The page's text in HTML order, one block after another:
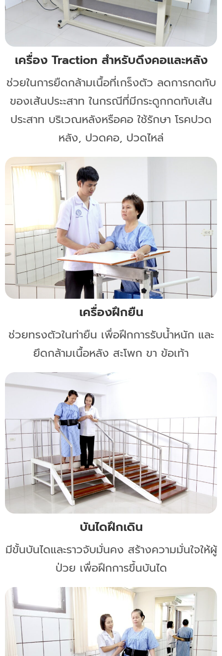
เครื่อง Traction สำหรับดึงคอและหลัง
ช่วยในการยืดกล้ามเนื้อที่เกร็งตัว ลดการกดทับ
ของเส้นประะสาท ในกรณีที่มีกระดูกกดทับเส้น
ประสาท บริเวณหลังหรือคอ ใช้รักษา โรคปวด
หลัง, ปวดคอ, ปวดไหล่
เครื่องฝึกยืน
ช่วยทรงตัวในท่ายืน เพื่อฝึกการรับน้ำหนัก และ
ยึดกล้ามเนื้อหลัง สะโพก ขา ข้อเท้า
บันไดฝึกเดิน
มีขั้นบันไดและราวจับมั่นคง สร้างความมั่นใจให้ผู้
ป่วย เพื่อฝึกการขึ้นบันได